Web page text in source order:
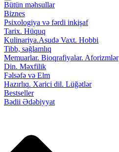
Bütün məhsullar
Biznes
Psixologiya və fərdi inkişaf
Tarix. Hüquq
Kulinariya.Asudə Vaxt. Hobbi
Tibb, sağlamlıq
Memuarlar. Bioqrafiyalar. Aforizmlər
Din. Məxfilik
Fəlsəfə və Elm
Hazırlıq. Xarici dil. Lüğətlər
Bestseller
Bədii Ədəbiyyat